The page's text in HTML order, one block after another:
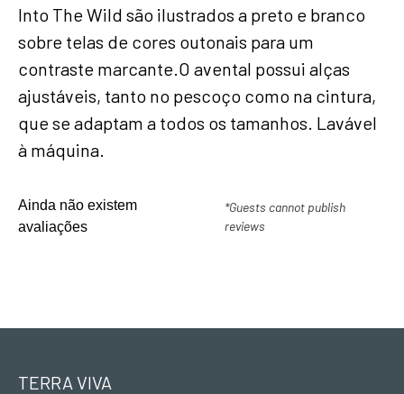
Into The Wild são ilustrados a preto e branco
sobre telas de cores outonais para um
contraste marcante.O avental possui alças
ajustáveis, tanto no pescoço como na cintura,
que se adaptam a todos os tamanhos. Lavável
à máquina.
Ainda não existem
avaliações
*Guests cannot publish
reviews
TERRA VIVA